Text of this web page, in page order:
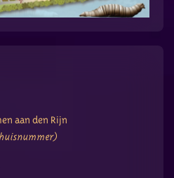
aan den Rijn